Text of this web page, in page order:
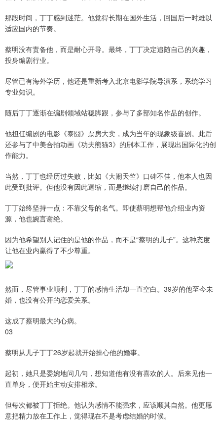
那段时间，丁丁感到迷茫。他觉得长期在国外生活，回国后一时难以
适应国内的节奏。
蔡明没有责备他，而是耐心开导。最终，丁丁决定追随自己的兴趣，
投身编剧行业。
尽管已有海外学历，他还是重新考入北京电影学院导演系，系统学习
专业知识。
随后丁丁逐渐在编剧领域站稳脚跟，参与了多部知名作品的创作。
他担任编剧的电影《泰囧》票房大卖，成为当年的现象级喜剧。此后
还参与了中美合拍动画《功夫熊猫3》的剧本工作，展现出国际化的创
作能力。
当然，丁丁也经历过失败，比如《大闹天竺》口碑不佳，他本人也因
此受到批评。但他没有因此退缩，而是继续打磨自己的作品。
丁丁始终坚持一点：不靠父母的名气。即使蔡明想帮他介绍业内资
源，他也婉言谢绝。
因为他希望别人记住的是他的作品，而不是“蔡明的儿子”。这种态度
让他在业内赢得了不少尊重。
然而，尽管事业顺利，丁丁的感情生活却一直空白。39岁的他至今未
婚，也没有公开的恋爱关系。
这成了蔡明最大的心病。
03
蔡明从儿子丁丁26岁起就开始操心他的婚事。
起初，她只是委婉地问几句，想知道他有没有喜欢的人。后来见他一
直单身，便开始主动安排相亲。
但每次都被丁丁拒绝。他认为感情不能强求，应该顺其自然。他更愿
意把精力放在工作上，觉得现在不是考虑结婚的时候。